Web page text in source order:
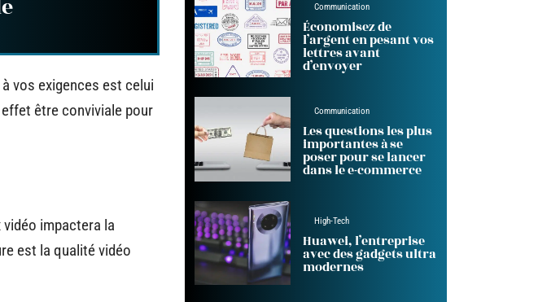
vos exigences est celui
être conviviale pour
impactera la
est la qualité vidéo
Communication
Économisez de
l’argent en pesant vos
lettres avant
d’envoyer
Communication
Les questions les plus
importantes à se
poser pour se lancer
dans le e-commerce
High-Tech
Huawei, l’entreprise
avec des gadgets ultra
modernes